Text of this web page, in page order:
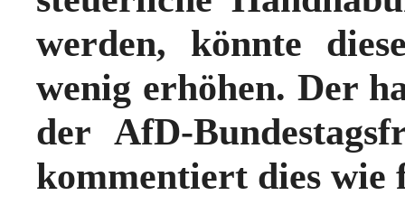
werden, könnte
wenig erhöhen. Der
der AfD-
kommentiert dies wie